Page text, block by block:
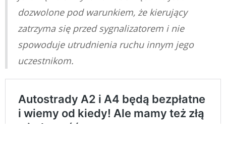
dozwolone pod warunkiem, że kierujący
zatrzyma się przed sygnalizatorem i nie
spowoduje utrudnienia ruchu innym jego
uczestnikom.